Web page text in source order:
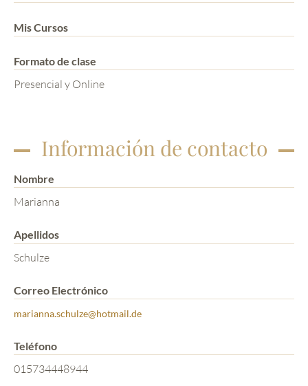
Mis Cursos
Formato de clase
Presencial y Online
Información de contacto
Nombre
Marianna
Apellidos
Schulze
Correo Electrónico
marianna.schulze@hotmail.de
Teléfono
015734448944